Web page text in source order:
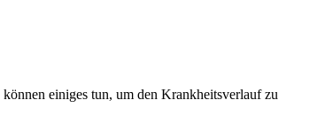
einiges tun, um den Krankheitsverlauf zu